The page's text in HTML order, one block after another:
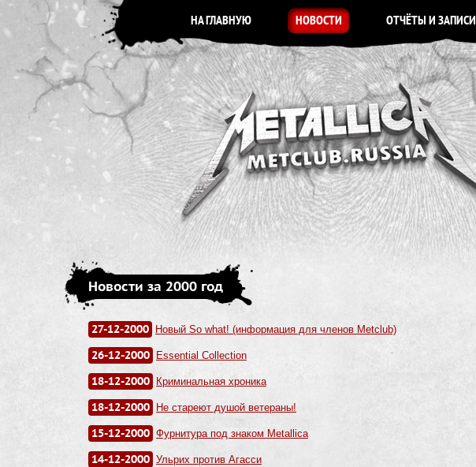
НА ГЛАВНУЮ НОВОСТИ ОТЧЁТЫ И ЗАПИСИ
Новости за 2000 год
27-12-2000 Новый So what! (информация для членов Metclub)
26-12-2000 Essential Collection
18-12-2000 Криминальная хроника
18-12-2000 Не стареют душой ветераны!
15-12-2000 Фурнитура под знаком Metallica
14-12-2000 Ульрих против Агасси